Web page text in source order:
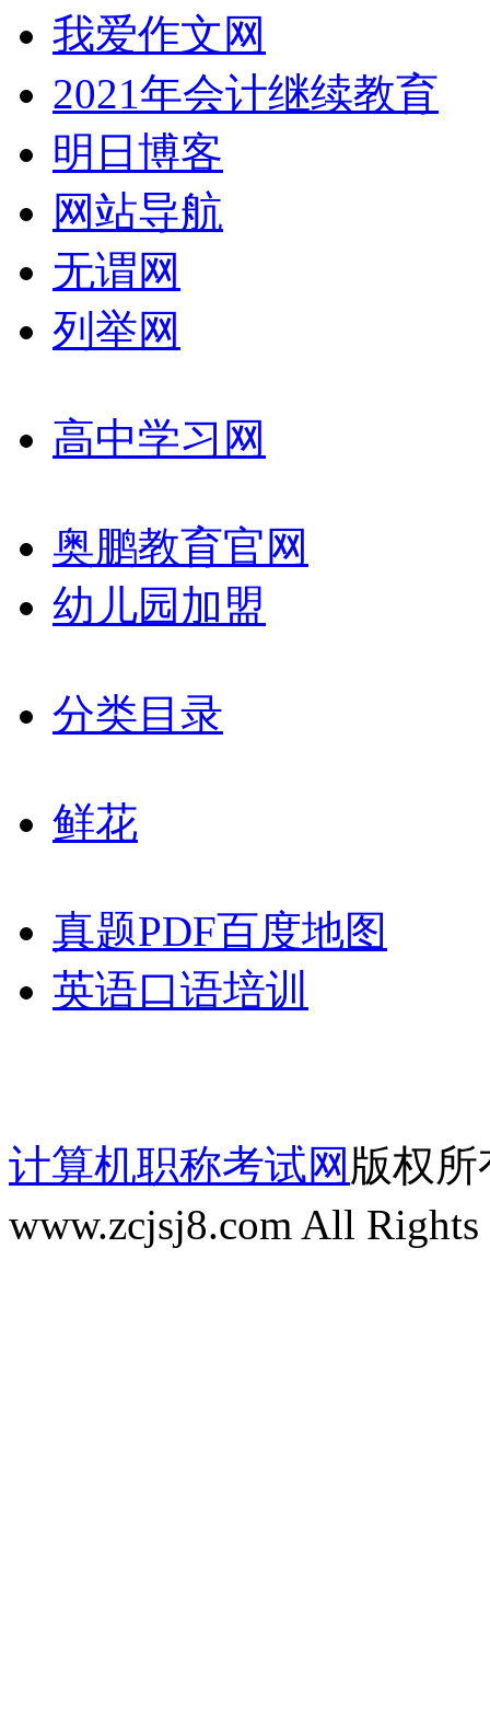
我爱作文网
2021年会计继续教育
明日博客
网站导航
无谓网
列举网
高中学习网
奥鹏教育官网
幼儿园加盟
分类目录
鲜花
真题PDF百度地图
英语口语培训
计算机职称考试网 版权所
www.zcjsj8.com All Rights